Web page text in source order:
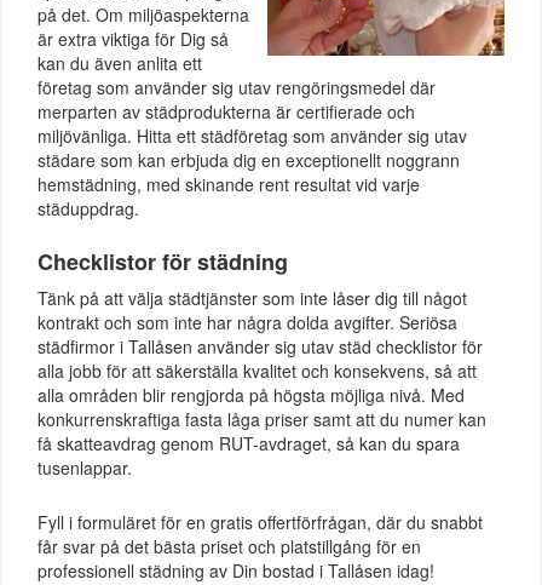
på det. Om miljöaspekterna
är extra viktiga för Dig så
kan du även anlita ett
företag som använder sig utav rengöringsmedel där
merparten av städprodukterna är certifierade och
miljövänliga. Hitta ett städföretag som använder sig utav
städare som kan erbjuda dig en exceptionellt noggrann
hemstädning, med skinande rent resultat vid varje
städuppdrag.
Checklistor för städning
Tänk på att välja städtjänster som inte låser dig till något
kontrakt och som inte har några dolda avgifter. Seriösa
städfirmor i Tallåsen använder sig utav städ checklistor för
alla jobb för att säkerställa kvalitet och konsekvens, så att
alla områden blir rengjorda på högsta möjliga nivå. Med
konkurrenskraftiga fasta låga priser samt att du numer kan
få skatteavdrag genom RUT-avdraget, så kan du spara
tusenlappar.
Fyll i formuläret för en gratis offertförfrågan, där du snabbt
får svar på det bästa priset och platstillgång för en
professionell städning av Din bostad i Tallåsen idag!